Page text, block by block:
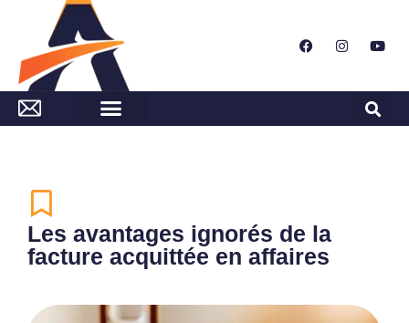
Les avantages ignorés de la
facture acquittée en affaires